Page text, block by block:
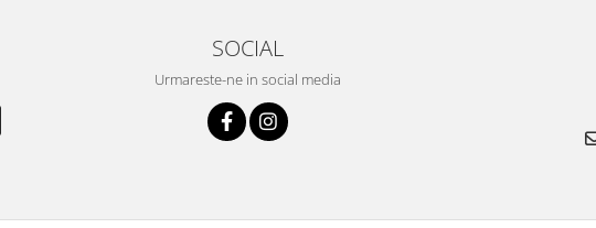
SOCIAL
Urmareste-ne in social media